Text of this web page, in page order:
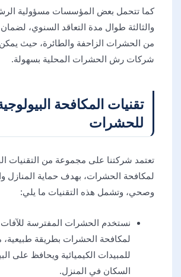
كما تتحمل بعض المؤسسات مسؤولية الرش
والثالثة طوال مدة التعاقد السنوي،
من الحشرات الزاحفة والطائرة، حيث
شركات رش الحشرات المحلية بسهولة.
تقنيات المكافحة
للحشرات
تعتمد شركتنا على مجموعة من التقنيات
لمكافحة الحشرات، بهدف حماية المنازل
وصحي، وتشمل هذه التقنيات ما يلي:
نستخدم الحشرات المفترسة للآفات
لمكافحة الحشرات بطريقة طبيعية،
للمبيدات الكيميائية ويحافظ على
السكان في المنزل.